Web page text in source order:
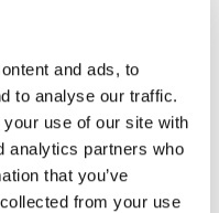
and ads, to
to analyse our traffic.
use of our site with
analytics partners who
that you’ve
from your use
Hillerstorp genomgår
Våra
att passa din
som möjligt. Här
utförs.